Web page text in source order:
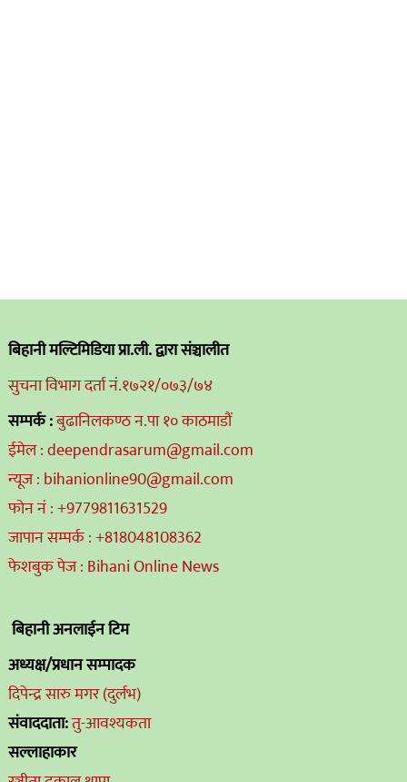
बिहानी मल्टिमिडिया प्रा.ली. द्वारा संञ्चालीत
सुचना विभाग दर्ता नं.१७२१/०७३/७४
सम्पर्क :बुढानिलकण्ठ न.पा १० काठमाडौं
ईमेल : deependrasarum@gmail.com
न्यूज : bihanionline90@gmail.com
फोन नं : +9779811631529
जापान सम्पर्क : +818048108362
फेशबुक पेज : Bihani Online News
बिहानी अनलाईन टिम
अध्यक्ष/प्रधान सम्पादक
दिपेन्द्र सारु मगर (दुर्लभ)
संवाददाता:तु-आवश्यकता
सल्लाहाकार